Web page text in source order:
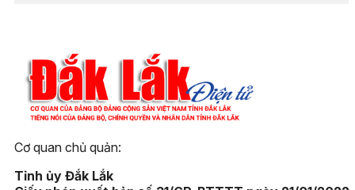
Cơ quan chủ quản:
Tỉnh ủy Đắk Lắk